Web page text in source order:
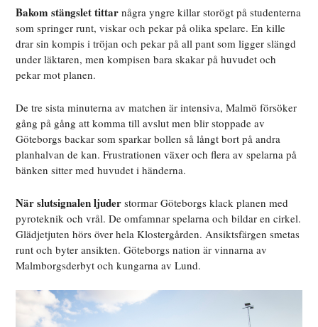
Bakom stängslet tittar några yngre killar storögt på studenterna
som springer runt, viskar och pekar på olika spelare. En kille
drar sin kompis i tröjan och pekar på all pant som ligger slängd
under läktaren, men kompisen bara skakar på huvudet och
pekar mot planen.
De tre sista minuterna av matchen är intensiva, Malmö försöker
gång på gång att komma till avslut men blir stoppade av
Göteborgs backar som sparkar bollen så långt bort på andra
planhalvan de kan. Frustrationen växer och flera av spelarna på
bänken sitter med huvudet i händerna.
När slutsignalen ljuder stormar Göteborgs klack planen med
pyroteknik och vrål. De omfamnar spelarna och bildar en cirkel.
Glädjetjuten hörs över hela Klostergården. Ansiktsfärgen smetas
runt och byter ansikten. Göteborgs nation är vinnarna av
Malmborgsderbyt och kungarna av Lund.